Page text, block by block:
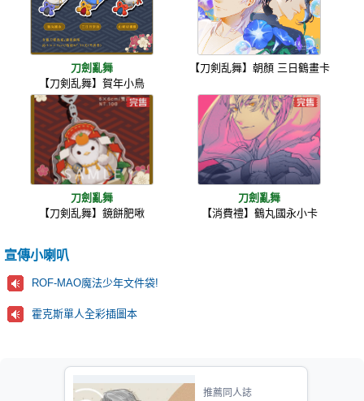
刀劍亂舞
【刀剣乱舞】賀年小鳥
【刀剣乱舞】朝顏 三日鶴畫卡
刀劍亂舞
【刀剣乱舞】鏡餅肥啾
刀劍亂舞
【消費禮】鶴丸國永小卡
宣傳小喇叭
ROF-MAO魔法少年文件袋!
霍克斯單人全彩插圖本
推薦同人誌